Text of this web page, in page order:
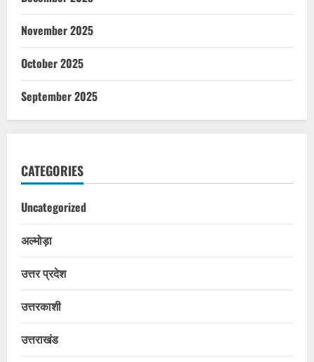
November 2025
October 2025
September 2025
CATEGORIES
Uncategorized
अल्मोड़ा
उत्तर प्रदेश
उत्तरकाशी
उत्तराखंड